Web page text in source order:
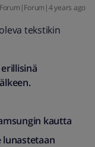
Forum|Forum|4 years ago
tekstikin
kautta
lunastetaan